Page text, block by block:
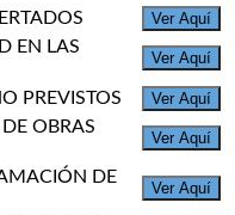
Ver Aquí
EN LAS
Ver Aquí
PREVISTOS Ver Aquí
OBRAS
Ver Aquí
DE
Ver Aquí